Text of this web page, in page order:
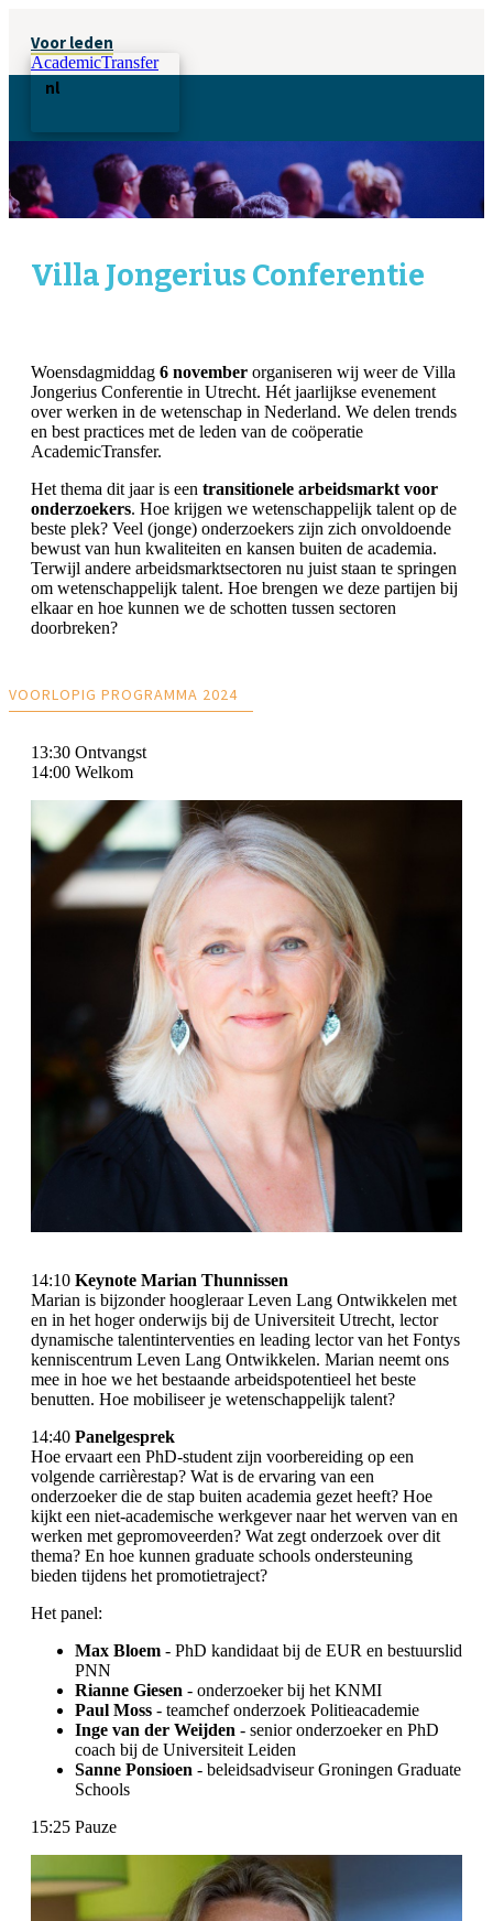
Voor leden
AcademicTransfer
nl
Villa Jongerius Conferentie
Woensdagmiddag 6 november organiseren wij weer de Villa
Jongerius Conferentie in Utrecht. Hét jaarlijkse evenement
over werken in de wetenschap in Nederland. We delen trends
en best practices met de leden van de coöperatie
AcademicTransfer.
Het thema dit jaar is een transitionele arbeidsmarkt voor
onderzoekers. Hoe krijgen we wetenschappelijk talent op de
beste plek? Veel (jonge) onderzoekers zijn zich onvoldoende
bewust van hun kwaliteiten en kansen buiten de academia.
Terwijl andere arbeidsmarktsectoren nu juist staan te springen
om wetenschappelijk talent. Hoe brengen we deze partijen bij
elkaar en hoe kunnen we de schotten tussen sectoren
doorbreken?
VOORLOPIG PROGRAMMA 2024
13:30 Ontvangst
14:00 Welkom
14:10 Keynote Marian Thunnissen
Marian is bijzonder hoogleraar Leven Lang Ontwikkelen met
en in het hoger onderwijs bij de Universiteit Utrecht, lector
dynamische talentinterventies en leading lector van het Fontys
kenniscentrum Leven Lang Ontwikkelen. Marian neemt ons
mee in hoe we het bestaande arbeidspotentieel het beste
benutten. Hoe mobiliseer je wetenschappelijk talent?
14:40 Panelgesprek
Hoe ervaart een PhD-student zijn voorbereiding op een
volgende carrièrestap? Wat is de ervaring van een
onderzoeker die de stap buiten academia gezet heeft? Hoe
kijkt een niet-academische werkgever naar het werven van en
werken met gepromoveerden? Wat zegt onderzoek over dit
thema? En hoe kunnen graduate schools ondersteuning
bieden tijdens het promotietraject?
Het panel:
Max Bloem - PhD kandidaat bij de EUR en bestuurslid
PNN
Rianne Giesen - onderzoeker bij het KNMI
Paul Moss - teamchef onderzoek Politieacademie
Inge van der Weijden - senior onderzoeker en PhD
coach bij de Universiteit Leiden
Sanne Ponsioen - beleidsadviseur Groningen Graduate
Schools
15:25 Pauze